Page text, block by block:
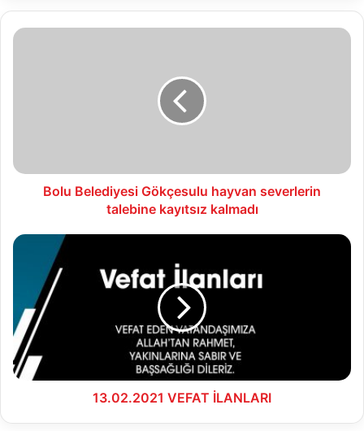
Bolu
Bolu Belediyesi Gökçesulu hayvan severlerin
talebine kayıtsız kalmadı
13.02.2021
İLANLARI
13.02.2021 VEFAT İLANLARI